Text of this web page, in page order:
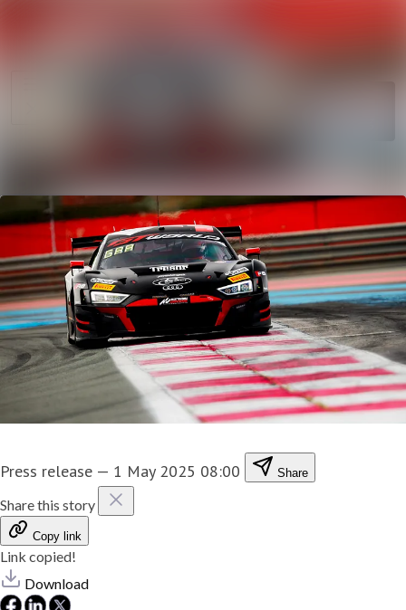
Press release — 1 May 2025 08:00 Share
Share this story
Copy link
Link copied!
Download